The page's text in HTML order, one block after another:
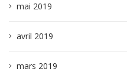
mai 2019
avril 2019
mars 2019